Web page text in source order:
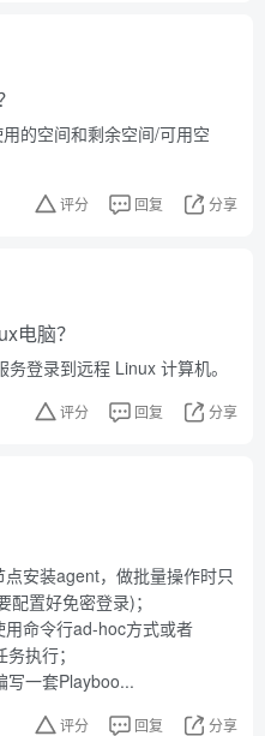
的空间和剩余空间/可用空
评分 回复 分享
电脑？
登录到远程 Linux 计算机。
评分 回复 分享
安装agent，做批量操作时只
置好免密登录)；
命令行ad-hoc方式或者
执行；
写一套Playboo...
评分 回复 分享